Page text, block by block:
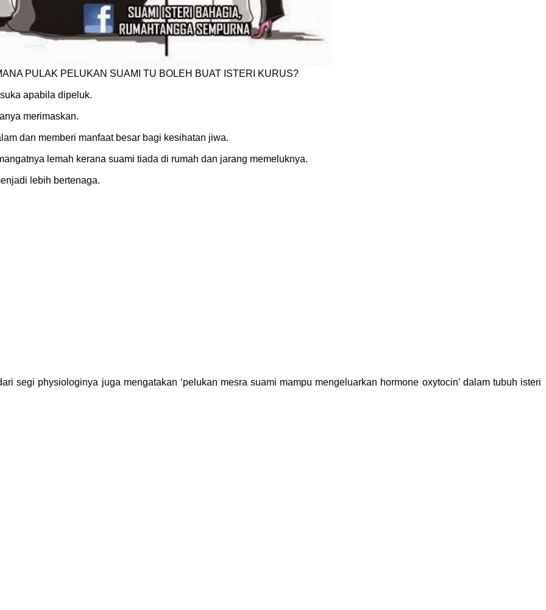
PULAK PELUKAN SUAMI TU BOLEH BUAT ISTERI KURUS?
apabila dipeluk.
merimaskan.
dan memberi manfaat besar bagi kesihatan jiwa.
lemah kerana suami tiada di rumah dan jarang memeluknya.
lebih bertenaga.
segi physiologinya juga mengatakan ‘pelukan mesra suami mampu mengeluarkan hormone oxytocin’ dalam tubuh isteri